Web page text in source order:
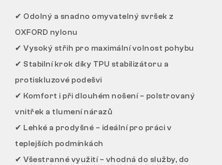
✔ Odolný a snadno omyvatelný svršek z
OXFORD nylonu
✔ Vysoký střih pro maximální volnost pohybu
✔ Stabilní krok díky TPU stabilizátoru a
protiskluzové podešvi
✔ Komfort i při dlouhém nošení – polstrovaný
vnitřek a tlumení nárazů
✔ Lehké a prodyšné – ideální pro práci v
teplejších podmínkách
✔ Všestranné využití – vhodná do služby, do